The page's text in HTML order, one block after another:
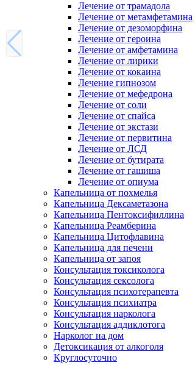
Лечение от трамадола
Лечение от метамфетамина
Лечение от дезоморфина
Лечение от героина
Лечение от амфетамина
Лечение от лирики
Лечение от кокаина
Лечение гипнозом
Лечение от мефедрона
Лечение от соли
Лечение от спайса
Лечение от экстази
Лечение от первитина
Лечение от ЛСД
Лечение от бутирата
Лечение от гашиша
Лечение от опиума
Капельница от похмелья
Капельница Дексаметазона
Капельница Пентоксифиллина
Капельница Реамберина
Капельница Цитофлавина
Капельница для печени
Капельница от запоя
Консультация токсиколога
Консультация сексолога
Консультация психотерапевта
Консультация психиатра
Консультация нарколога
Консультация аддиклотога
Нарколог на дом
Детоксикация от алкоголя
Круглосуточно